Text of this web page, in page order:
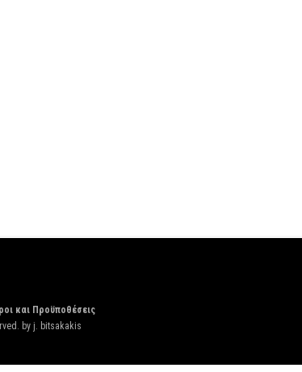
και Προϋποθέσεις
by j. bitsakakis